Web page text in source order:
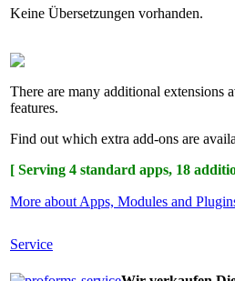
Keine Übersetzungen vorhanden.
There are many additional extensions
features.
Find out which extra add-ons are
[ Serving 4 standard apps, 18
More about Apps, Modules and
Service